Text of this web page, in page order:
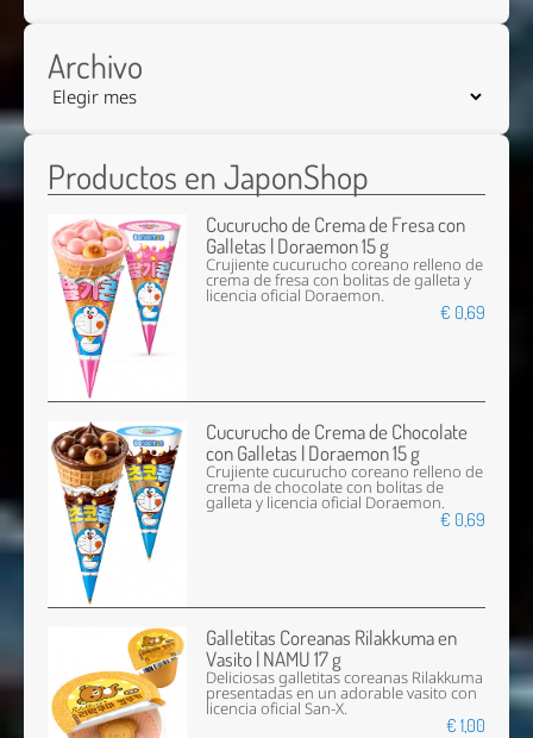
Archivo
Productos en JaponShop
Cucurucho de Crema de Fresa con
Galletas | Doraemon 15 g
Crujiente cucurucho coreano relleno de
crema de fresa con bolitas de galleta y
licencia oficial Doraemon.
€ 0,69
Cucurucho de Crema de Chocolate
con Galletas | Doraemon 15 g
Crujiente cucurucho coreano relleno de
crema de chocolate con bolitas de
galleta y licencia oficial Doraemon.
€ 0,69
Galletitas Coreanas Rilakkuma en
Vasito | NAMU 17 g
Deliciosas galletitas coreanas Rilakkuma
presentadas en un adorable vasito con
licencia oficial San-X.
€ 1,00